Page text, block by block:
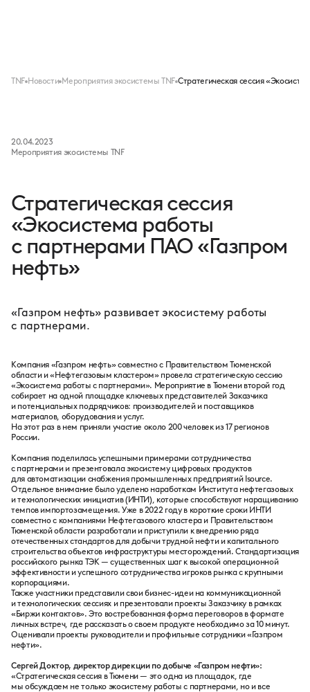
TNF Новости Мероприятия экосистемы TNF Стратегическая сессия
20.04.2023
Мероприятия экосистемы TNF
Стратегическая сессия
«Экосистема работы
с партнерами ПАО «Газпром
нефть»
«Газпром нефть» развивает экосистему работы
с партнерами.
Компания «Газпром нефть» совместно с Правительством Тюменской
области и «Нефтегазовым кластером» провела стратегическую сессию
«Экосистема работы с партнерами». Мероприятие в Тюмени второй год
собирает на одной площадке ключевых представителей Заказчика
и потенциальных подрядчиков: производителей и поставщиков
материалов, оборудования и услуг.
На этот раз в нем приняли участие около 200 человек из 17 регионов
России.
Компания поделилась успешными примерами сотрудничества
с партнерами и презентовала экосистему цифровых продуктов
для автоматизации снабжения промышленных предприятий Isource.
Отдельное внимание было уделено наработкам Института нефтегазовых
и технологических инициатив (ИНТИ), которые способствуют наращиванию
темпов импортозамещения. Уже в 2022 году в короткие сроки ИНТИ
совместно с компаниями Нефтегазового кластера и Правительством
Тюменской области разработали и приступили к внедрению ряда
отечественных стандартов для добычи трудной нефти и капитального
строительства объектов инфраструктуры месторождений. Стандартизация
российского рынка ТЭК — существенных шаг к высокой операционной
эффективности и успешного сотрудничества игроков рынка с крупными
корпорациями.
Также участники представили свои бизнес-идеи на коммуникационной
и технологических сессиях и презентовали проекты Заказчику в рамках
«Биржи контактов». Это востребованная форма переговоров в формате
личных встреч, где рассказать о своем продукте необходимо за 10 минут.
Оценивали проекты руководители и профильные сотрудники «Газпром
нефти».
Сергей Доктор, директор дирекции по добыче «Газпром нефти»:
«Стратегическая сессия в Тюмени — это одна из площадок, где
мы обсуждаем не только экосистему работы с партнерами, но и все